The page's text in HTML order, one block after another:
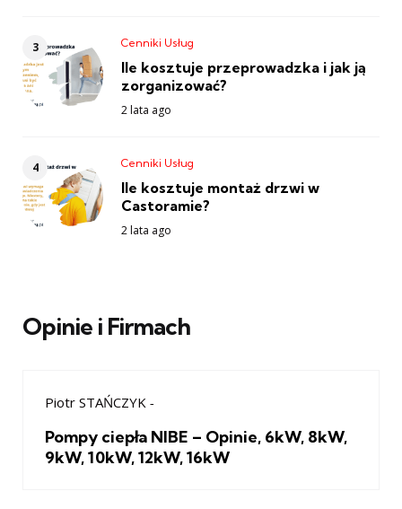
Cenniki Usług
Ile kosztuje przeprowadzka i jak ją
zorganizować?
2 lata ago
Cenniki Usług
Ile kosztuje montaż drzwi w
Castoramie?
2 lata ago
Opinie i Firmach
Piotr STAŃCZYK -
Pompy ciepła NIBE – Opinie, 6kW, 8kW,
9kW, 10kW, 12kW, 16kW